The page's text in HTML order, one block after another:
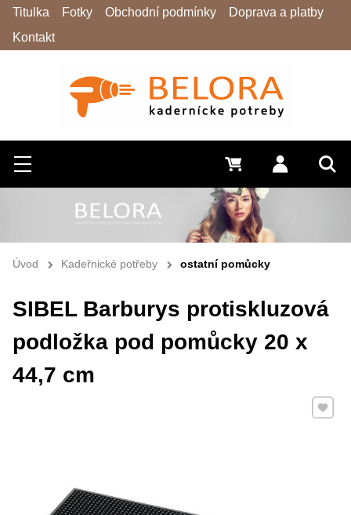
Hledat
Menu Přihlásit
0 Kč
Titulka Fotky Obchodní podmínky
Doprava a platby
Kontakt
Úvod Kadeřnické potřeby ostatní pomůcky
SIBEL Barburys protiskluzová
podložka pod pomůcky 20 x
44,7 cm
Přidat